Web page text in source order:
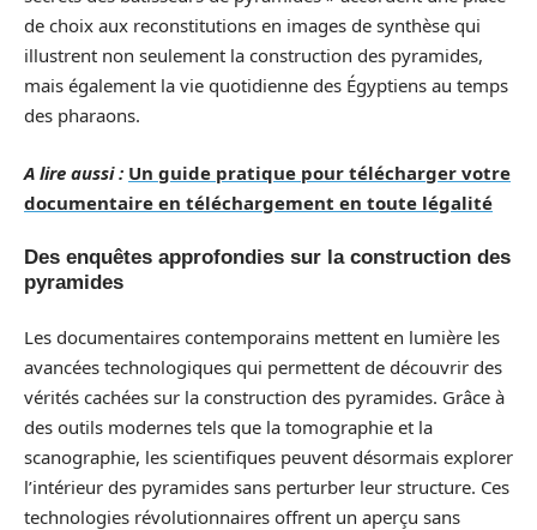
de choix aux reconstitutions en images de synthèse qui
illustrent non seulement la construction des pyramides,
mais également la vie quotidienne des Égyptiens au temps
des pharaons.
A lire aussi : Un guide pratique pour télécharger votre
documentaire en téléchargement en toute légalité
Des enquêtes approfondies sur la construction des
pyramides
Les documentaires contemporains mettent en lumière les
avancées technologiques qui permettent de découvrir des
vérités cachées sur la construction des pyramides. Grâce à
des outils modernes tels que la tomographie et la
scanographie, les scientifiques peuvent désormais explorer
l’intérieur des pyramides sans perturber leur structure. Ces
technologies révolutionnaires offrent un aperçu sans